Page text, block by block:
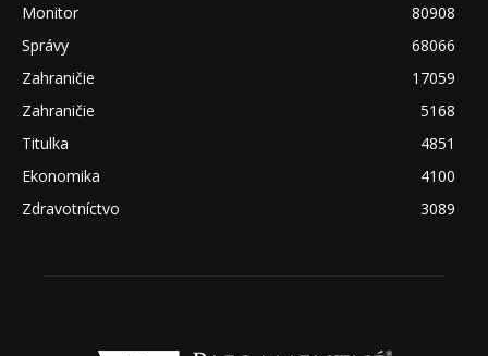
Monitor
80908
Správy
68066
Zahraničie
17059
Zahraničie
5168
Titulka
4851
Ekonomika
4100
Zdravotníctvo
3089